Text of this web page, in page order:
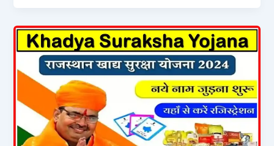
2026
:
की
पर
सरकार
दे